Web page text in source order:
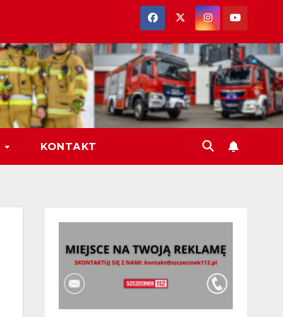
KONTAKT